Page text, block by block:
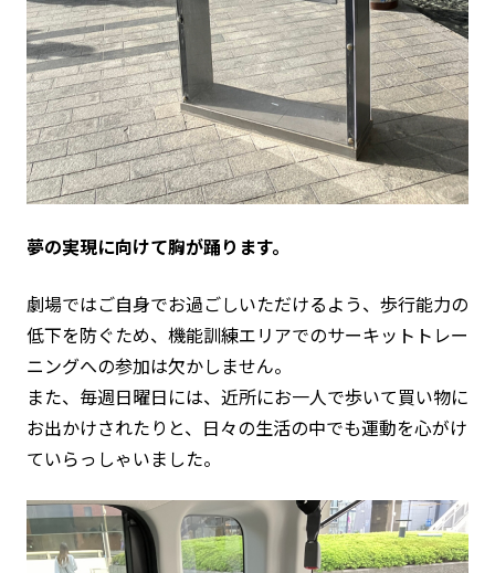
夢の実現に向けて胸が踊ります。
劇場ではご自身でお過ごしいただけるよう、歩行能力の
低下を防ぐため、機能訓練エリアでのサーキットトレー
ニングへの参加は欠かしません。
また、毎週日曜日には、近所にお一人で歩いて買い物に
お出かけされたりと、日々の生活の中でも運動を心がけ
ていらっしゃいました。